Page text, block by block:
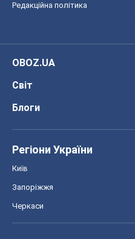
Редакційна політика
OBOZ.UA
Світ
Блоги
Регіони України
Київ
Запоріжжя
Черкаси